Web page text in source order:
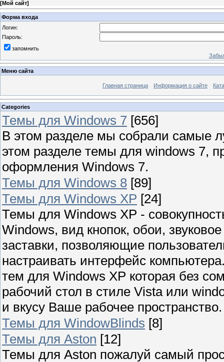
[Мой сайт]
Форма входа
Логин:
Пароль:
запомнить
Меню сайта
Главная страница Информация о сайте
Categories
Темы для Windows 7 [656]
В этом разделе мы собрали самые
этом разделе темы для windows 7,
оформления Windows 7.
Темы для Windows 8 [89]
Темы для Windows XP [24]
Темы для Windows XP -
Windows, вид кнопок, обои,
заставки, позволяющие
настраивать интерфейс
тем для Windows XP которая без
рабочий стол в стиле Vista или
и вкусу Ваше рабочее пространство.
Темы для WindowBlinds [8]
Темы для Aston [12]
Темы для Aston пожалуй самый